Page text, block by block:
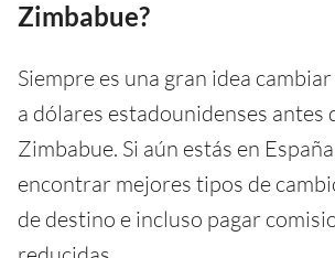
Zimbabue?
Siempre es una gran idea
a dólares estadounidenses antes
Zimbabue. Si aún estás en
encontrar mejores tipos de
de destino e incluso pagar